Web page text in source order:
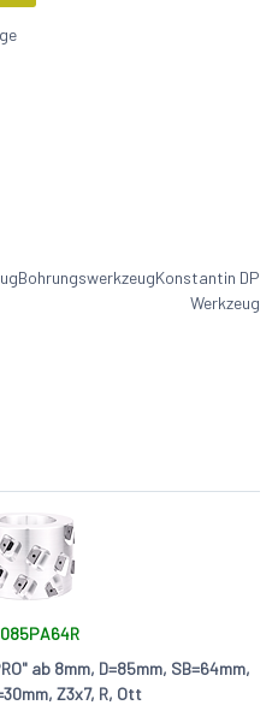
BohrungswerkzeugKonstantin DP
Werkzeug
ab 8mm, D=85mm, SB=64mm,
Z3x7, R, Ott